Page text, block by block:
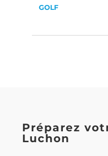
GOLF
Préparez
Luchon